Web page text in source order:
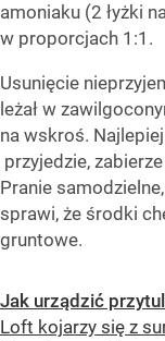
amoniaku (2 łyżki
w proporcjach 1:1.
Usunięcie
leżał w
na wskroś.
przyjedzie,
Pranie
sprawi, że środki
gruntowe.
Jak urządzić
Loft kojarzy się z